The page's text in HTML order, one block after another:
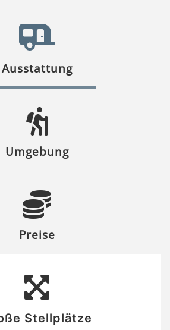
Ausstattung
Umgebung
Preise
Stellplätze